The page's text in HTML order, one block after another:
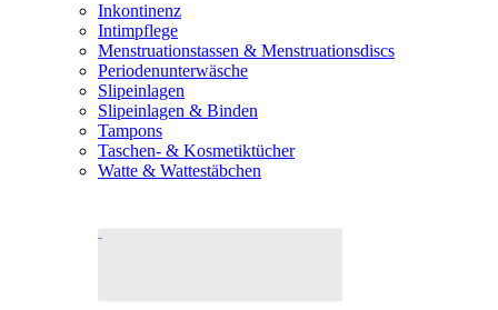
Inkontinenz
Intimpflege
Menstruationstassen & Menstruationsdiscs
Periodenunterwäsche
Slipeinlagen
Slipeinlagen & Binden
Tampons
Taschen- & Kosmetiktücher
Watte & Wattestäbchen